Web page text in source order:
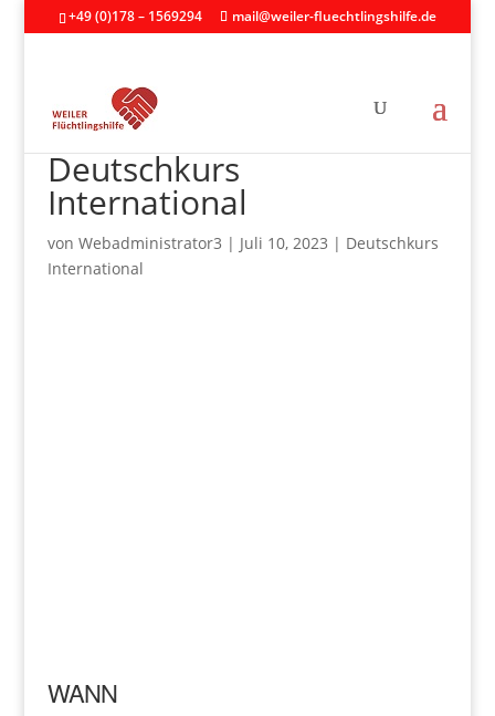
+49 (0)178 – 1569294 mail@weiler-fluechtlingshilfe.de
Deutschkurs
International
von Webadministrator3 | Juli 10, 2023 | Deutschkurs
International
WANN